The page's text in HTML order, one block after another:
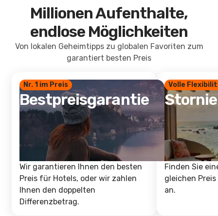
Millionen Aufenthalte,
endlose Möglichkeiten
Von lokalen Geheimtipps zu globalen Favoriten zum
garantiert besten Preis
Nr. 1 im Preis
Bestpreisgarantie
Wir garantieren Ihnen den besten
Preis für Hotels, oder wir zahlen
Ihnen den doppelten
Differenzbetrag.
Volle
Finden Sie
gleichen
an.